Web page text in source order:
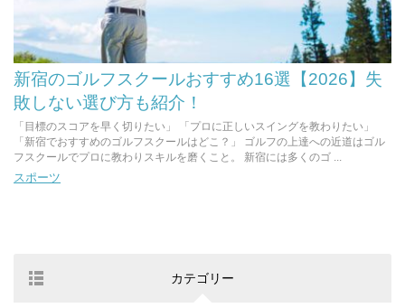
新宿のゴルフスクールおすすめ16選【2026】失
敗しない選び方も紹介！
「目標のスコアを早く切りたい」 「プロに正しいスイングを教わりたい」
「新宿でおすすめのゴルフスクールはどこ？」 ゴルフの上達への近道はゴル
フスクールでプロに教わりスキルを磨くこと。 新宿には多くのゴ ...
スポーツ
カテゴリー